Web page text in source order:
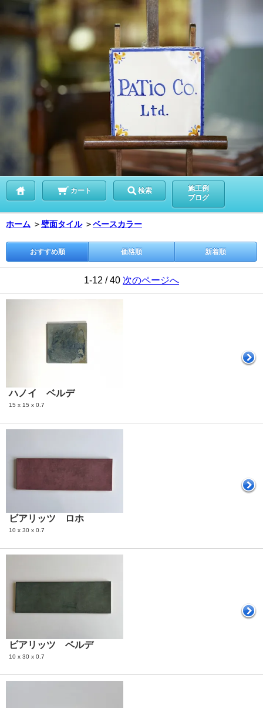
カート 検索
施工例
ブログ
ホーム ＞壁面タイル ＞ベースカラー
おすすめ順 価格順 新着順
1-12 / 40 次のページへ
ハノイ ベルデ
15 x 15 x 0.7
ビアリッツ ロホ
10 x 30 x 0.7
ビアリッツ ベルデ
10 x 30 x 0.7